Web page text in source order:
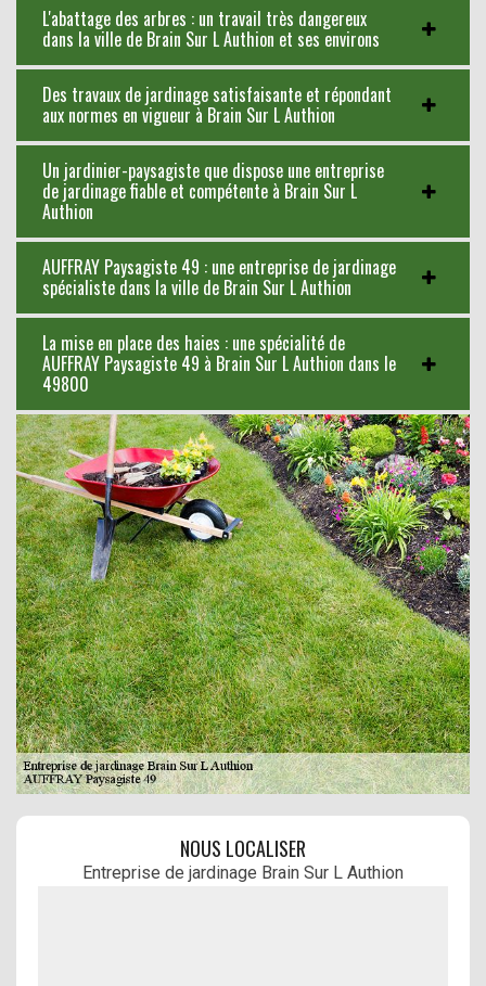
L'abattage des arbres : un travail très dangereux
dans la ville de Brain Sur L Authion et ses environs
Des travaux de jardinage satisfaisante et répondant
aux normes en vigueur à Brain Sur L Authion
Un jardinier-paysagiste que dispose une entreprise
de jardinage fiable et compétente à Brain Sur L
Authion
AUFFRAY Paysagiste 49 : une entreprise de jardinage
spécialiste dans la ville de Brain Sur L Authion
La mise en place des haies : une spécialité de
AUFFRAY Paysagiste 49 à Brain Sur L Authion dans le
49800
NOUS LOCALISER
Entreprise de jardinage Brain Sur L Authion